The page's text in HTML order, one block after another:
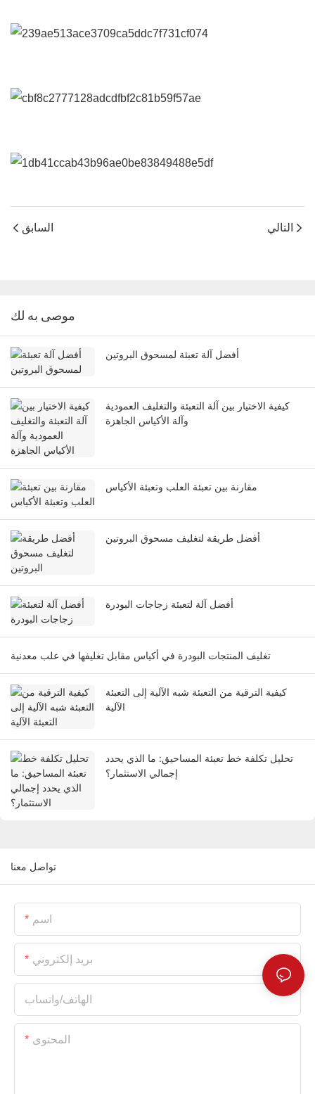
السابق التالي
موصى به لك
أفضل آلة تعبئة لمسحوق البروتين
كيفية الاختيار بين آلة التعبئة والتغليف العمودية
وآلة الأكياس الجاهزة
مقارنة بين تعبئة العلب وتعبئة الأكياس
أفضل طريقة لتغليف مسحوق البروتين
أفضل آلة لتعبئة زجاجات البودرة
تغليف المنتجات البودرة في أكياس مقابل تغليفها في علب معدنية
كيفية الترقية من التعبئة شبه الآلية إلى التعبئة
الآلية
تحليل تكلفة خط تعبئة المساحيق: ما الذي يحدد
إجمالي الاستثمار؟
تواصل معنا
اسم
بريد إلكتروني
الهاتف/واتساب
المحتوى